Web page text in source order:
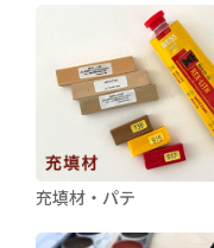
充填材・パテ